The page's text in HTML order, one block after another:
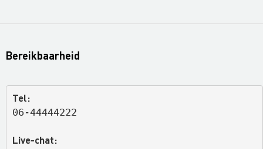
Bereikbaarheid
Tel:
06-44444222
Live-chat: